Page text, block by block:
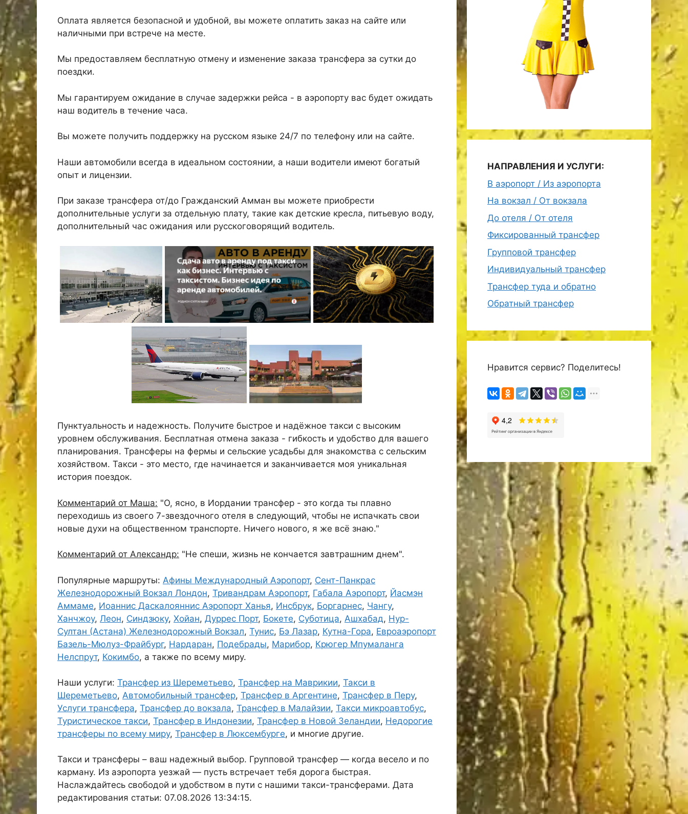
Оплата является безопасной и удобной, вы можете оплатить заказ на сайте или
наличными при встрече на месте.
Мы предоставляем бесплатную отмену и изменение заказа трансфера за сутки до
поездки.
Мы гарантируем ожидание в случае задержки рейса - в аэропорту вас будет ожидать
наш водитель в течение часа.
Вы можете получить поддержку на русском языке 24/7 по телефону или на сайте.
Наши автомобили всегда в идеальном состоянии, а наши водители имеют богатый
опыт и лицензии.
При заказе трансфера от/до Гражданский Амман вы можете приобрести
дополнительные услуги за отдельную плату, такие как детские кресла, питьевую воду,
дополнительный час ожидания или русскоговорящий водитель.
Пунктуальность и надежность. Получите быстрое и надёжное такси с высоким
уровнем обслуживания. Бесплатная отмена заказа - гибкость и удобство для вашего
планирования. Трансферы на фермы и сельские усадьбы для знакомства с сельским
хозяйством. Такси - это место, где начинается и заканчивается моя уникальная
история поездок.
Комментарий от Маша: "О, ясно, в Иордании трансфер - это когда ты плавно
переходишь из своего 7-звездочного отеля в следующий, чтобы не испачкать свои
новые духи на общественном транспорте. Ничего нового, я же всё знаю."
Комментарий от Александр: "Не спеши, жизнь не кончается завтрашним днем".
Популярные маршруты: Афины Международный Аэропорт, Сент-Панкрас
Железнодорожный Вокзал Лондон, Тривандрам Аэропорт, Габала Аэропорт, Йасмэн
Аммаме, Иоаннис Даскалояннис Аэропорт Ханья, Инсбрук, Боргарнес, Чангу,
Ханчжоу, Леон, Синдзюку, Хойан, Дуррес Порт, Бокете, Суботица, Ашхабад, Нур-
Султан (Астана) Железнодорожный Вокзал, Тунис, Бэ Лазар, Кутна-Гора, Евроаэропорт
Базель-Мюлуз-Фрайбург, Нардаран, Подебрады, Марибор, Крюгер Мпумаланга
Нелспрут, Кокимбо, а также по всему миру.
Наши услуги: Трансфер из Шереметьево, Трансфер на Маврикии, Такси в
Шереметьево, Автомобильный трансфер, Трансфер в Аргентине, Трансфер в Перу,
Услуги трансфера, Трансфер до вокзала, Трансфер в Малайзии, Такси микроавтобус,
Туристическое такси, Трансфер в Индонезии, Трансфер в Новой Зеландии, Недорогие
трансферы по всему миру, Трансфер в Люксембурге, и многие другие.
Такси и трансферы – ваш надежный выбор. Групповой трансфер — когда весело и по
карману. Из аэропорта уезжай — пусть встречает тебя дорога быстрая.
Наслаждайтесь свободой и удобством в пути с нашими такси-трансферами. Дата
редактирования статьи: 07.08.2026 13:34:15.
НАПРАВЛЕНИЯ И УСЛУГИ:
В аэропорт / Из аэропорта
На вокзал / От вокзала
До отеля / От отеля
Фиксированный трансфер
Групповой трансфер
Индивидуальный трансфер
Трансфер туда и обратно
Обратный трансфер
Нравится сервис? Поделитесь!